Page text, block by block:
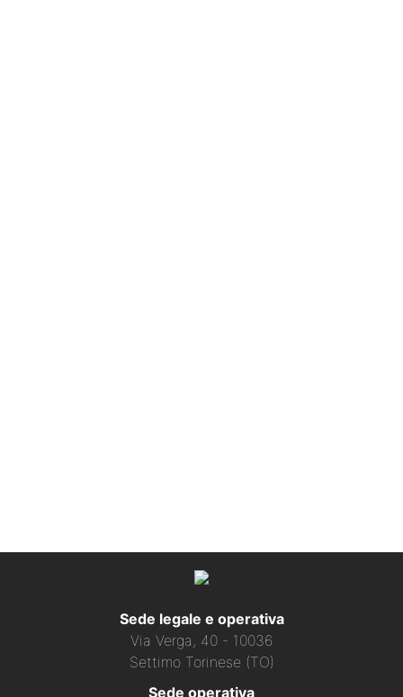
Sede legale e operativa
Via Verga, 40 - 10036
Settimo Torinese (TO)
Sede operativa